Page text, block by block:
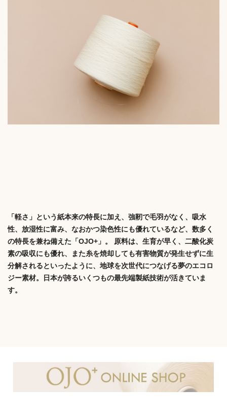
「軽さ」という紙本来の特長に加え、強靭で毛羽がなく、吸水
性、放湿性に富み、なおかつ染色性にも優れているなど、数多く
の特長を兼ね備えた「OJO+」。 原料は、生育が早く、二酸化炭
素の吸収にも優れ、また糸を焼却しても有害物質が発生せずに生
分解されるといったように、地球を次世代につなげる夢のエコロ
ジー素材。日本が誇るいくつもの最先端製紙技術が活きていま
す。